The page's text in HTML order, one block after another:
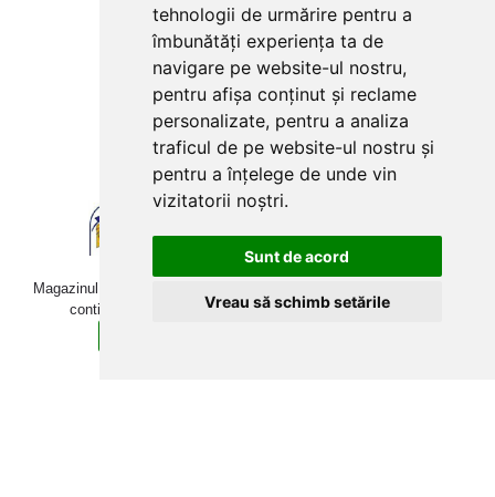
tehnologii de urmărire pentru a
îmbunătăți experiența ta de
navigare pe website-ul nostru,
pentru afișa conținut și reclame
personalizate, pentru a analiza
traficul de pe website-ul nostru și
pentru a înțelege de unde vin
vizitatorii noștri.
Sunt de acord
Vreau să schimb setările
Magazinul online betoniera-roaba.ro folosește cookies. Navigând în
continuare, îți exprimi acordul pentru folosirea acestora.
Plăți cu card bancar prin